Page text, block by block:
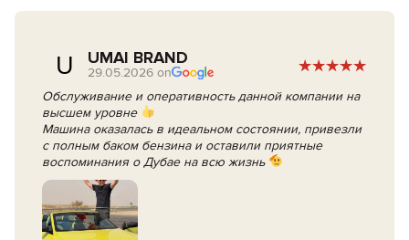
U UMAI BRAND
29.05.2026 on
Обслуживание и оперативность данной компании на
высшем уровне
Машина оказалась в идеальном состоянии, привезли
с полным баком бензина и оставили приятные
воспоминания о Дубае на всю жизнь